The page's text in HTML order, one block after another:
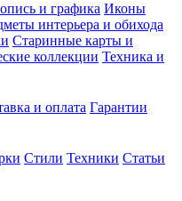
и графика Иконы
интерьера и обихода
Старинные карты и
коллекции Техника и
и оплата Гарантии
Стили Техники Статьи